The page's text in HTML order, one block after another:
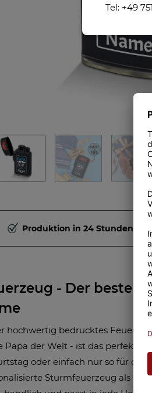
Produktion in 24 Stunden
- Der beste
hochwertig bedrucktes
Papa der Welt - ist das perfekte
oder einfach nur so für den
Sturmfeuerzeug als
Tel: +49